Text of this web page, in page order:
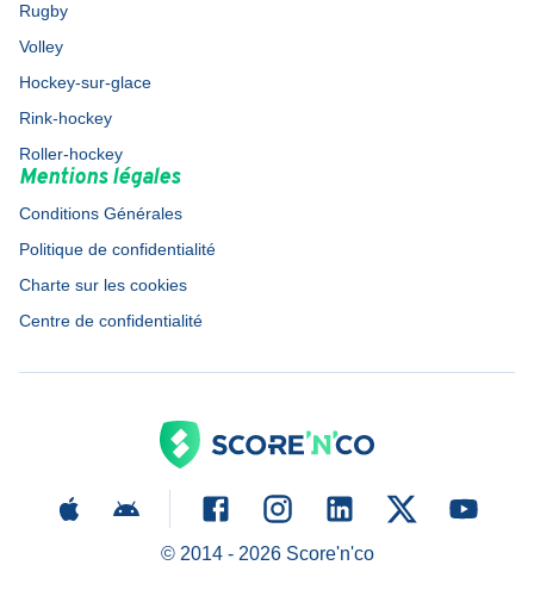
Rugby
Volley
Hockey-sur-glace
Rink-hockey
Roller-hockey
Mentions légales
Conditions Générales
Politique de confidentialité
Charte sur les cookies
Centre de confidentialité
© 2014 - 2026Score'n'co